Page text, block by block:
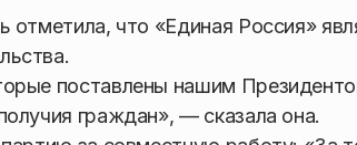
отметила, что «Единая Россия»
поставлены нашим
граждан», — сказала она.